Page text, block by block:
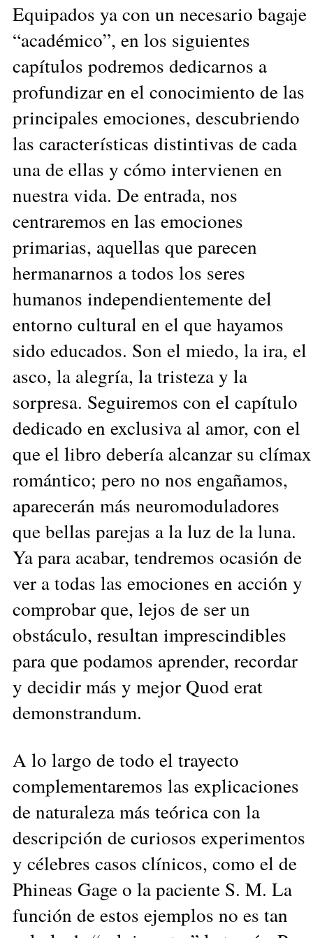
Equipados ya con un necesario bagaje
“académico”, en los siguientes
capítulos podremos dedicarnos a
profundizar en el conocimiento de las
principales emociones, descubriendo
las características distintivas de cada
una de ellas y cómo intervienen en
nuestra vida. De entrada, nos
centraremos en las emociones
primarias, aquellas que parecen
hermanarnos a todos los seres
humanos independientemente del
entorno cultural en el que hayamos
sido educados. Son el miedo, la ira, el
asco, la alegría, la tristeza y la
sorpresa. Seguiremos con el capítulo
dedicado en exclusiva al amor, con el
que el libro debería alcanzar su clímax
romántico; pero no nos engañamos,
aparecerán más neuromoduladores
que bellas parejas a la luz de la luna.
Ya para acabar, tendremos ocasión de
ver a todas las emociones en acción y
comprobar que, lejos de ser un
obstáculo, resultan imprescindibles
para que podamos aprender, recordar
y decidir más y mejor Quod erat
demonstrandum.
A lo largo de todo el trayecto
complementaremos las explicaciones
de naturaleza más teórica con la
descripción de curiosos experimentos
y célebres casos clínicos, como el de
Phineas Gage o la paciente S. M. La
función de estos ejemplos no es tan